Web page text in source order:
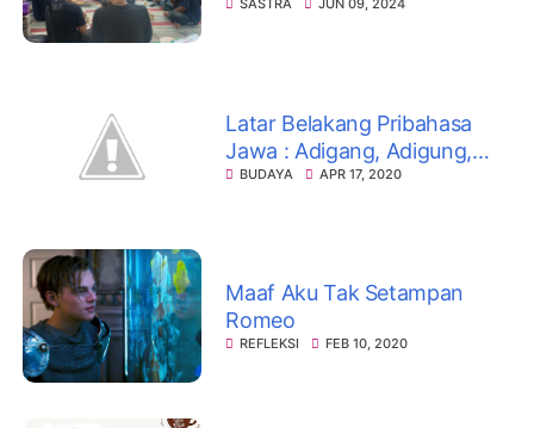
SASTRA JUN 09, 2024
Latar Belakang Pribahasa
Jawa : Adigang, Adigung,
Adiguna
BUDAYA APR 17, 2020
Maaf Aku Tak Setampan
Romeo
REFLEKSI FEB 10, 2020